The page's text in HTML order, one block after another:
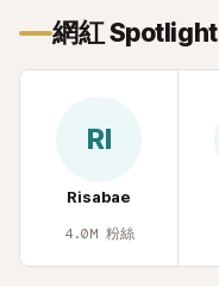
網紅 Spotlight
RI
Risabae
4.0M 粉絲